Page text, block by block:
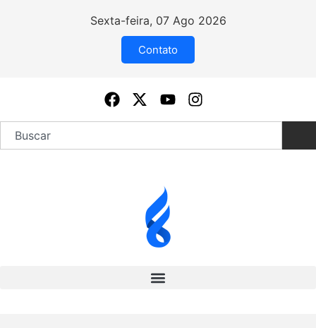
Sexta-feira, 07 Ago 2026
Contato